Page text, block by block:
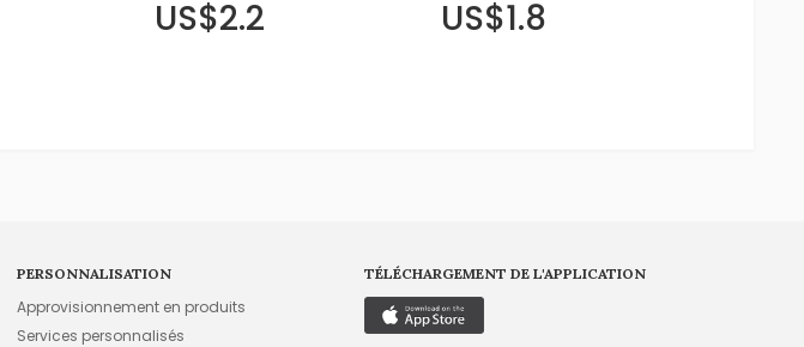
US$2.2
US$1.8
PERSONNALISATION
Approvisionnement en produits
Services personnalisés
TÉLÉCHARGEMENT DE L'APPLICATION